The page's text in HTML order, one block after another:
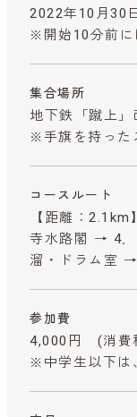
2022年10月30
※開始10分前に
集合場所
地下鉄「蹴上」
※手旗を持った
コースルート
【距離：
寺水路閣 → 4
溜・ドラム室
参加費
4,000円 (消費
※中学生以下は